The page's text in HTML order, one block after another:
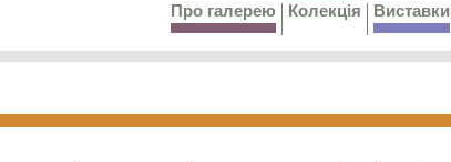
Про галерею Колекція Виставки